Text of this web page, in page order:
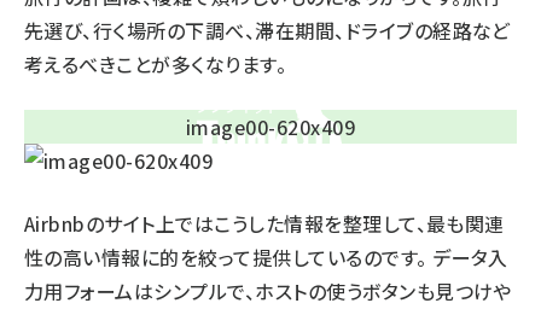
先選び、行く場所の下調べ、滞在期間、ドライブの経路など
考えるべきことが多くなります。
Airbnbのサイト上ではこうした情報を整理して、最も関連
性の高い情報に的を絞って提供しているのです。 データ入
力用フォームはシンプルで、ホストの使うボタンも見つけや